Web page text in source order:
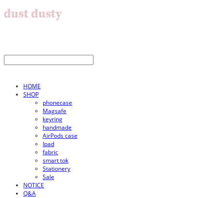
HOME
SHOP
phonecase
Magsafe
keyring
handmade
AirPods case
Ipad
fabric
smart tok
Stationery
Sale
NOTICE
Q&A